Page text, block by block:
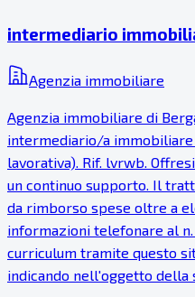
intermediario
Agenzia immobiliare
Agenzia immobiliare di
intermediario/a
lavorativa). Rif. lvrwb.
un continuo supporto. Il
da rimborso spese oltre a
informazioni telefonare al n.
curriculum tramite questo
indicando nell'oggetto della